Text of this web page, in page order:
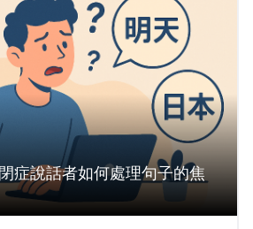
症說話者如何處理句子的焦